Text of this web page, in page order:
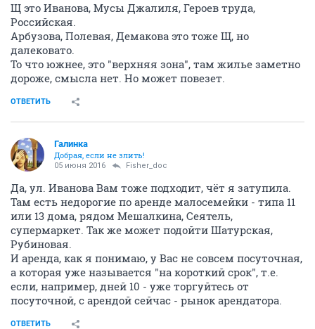
Щ это Иванова, Мусы Джалиля, Героев труда,
Российская.
Арбузова, Полевая, Демакова это тоже Щ, но
далековато.
То что южнее, это "верхняя зона", там жилье заметно
дороже, смысла нет. Но может повезет.
ОТВЕТИТЬ
Галинка
Добрая, если не злить!
05 июня 2016 Fisher_doc
Да, ул. Иванова Вам тоже подходит, чёт я затупила.
Там есть недорогие по аренде малосемейки - типа 11
или 13 дома, рядом Мешалкина, Сеятель,
супермаркет. Так же может подойти Шатурская,
Рубиновая.
И аренда, как я понимаю, у Вас не совсем посуточная,
а которая уже называется "на короткий срок", т.е.
если, например, дней 10 - уже торгуйтесь от
посуточной, с арендой сейчас - рынок арендатора.
ОТВЕТИТЬ